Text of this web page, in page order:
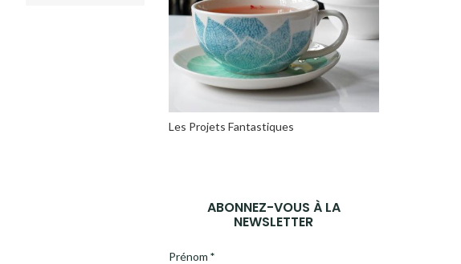
Les Projets Fantastiques
ABONNEZ-VOUS À LA
NEWSLETTER
Prénom *